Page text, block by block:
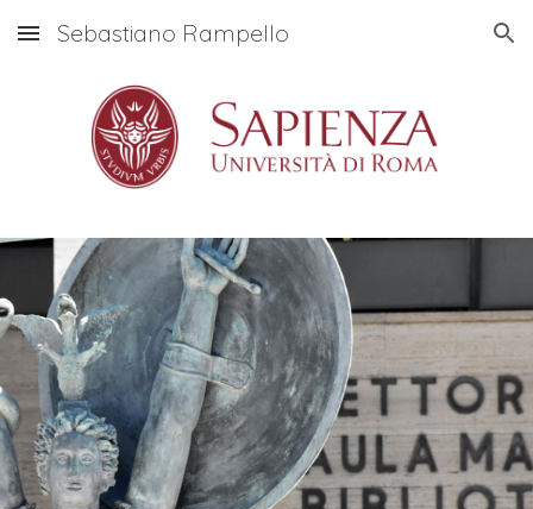
Skip to main content Skip to navigation
Sebastiano Rampello